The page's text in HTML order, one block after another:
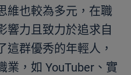
維也較為多元，在職
響力且致力於追求自
這群優秀的年輕人，
業，如 YouTuber、實